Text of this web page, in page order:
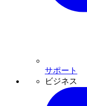
サポート
ビジネス